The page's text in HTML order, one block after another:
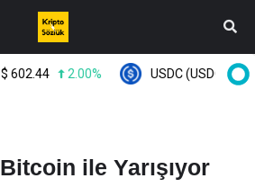
2.00% USDC (USDC)
ile Yarışıyor